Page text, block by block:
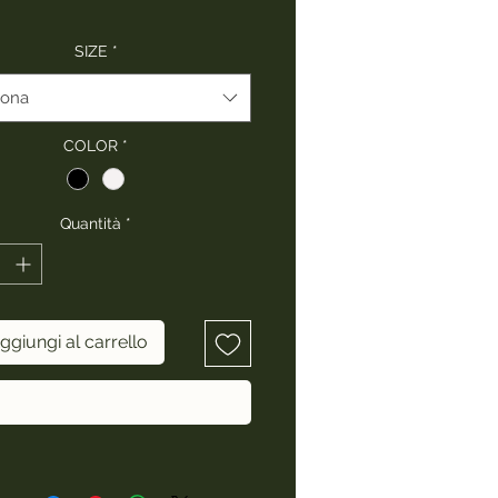
SIZE *
COLOR *
Quantità *
al carrello